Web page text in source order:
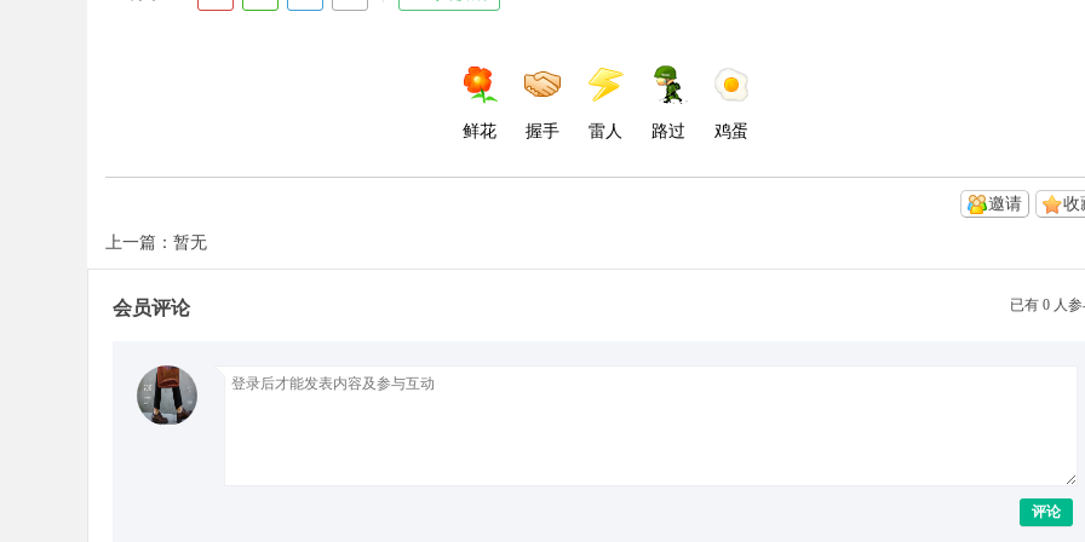
鲜花 握手 雷人 路过 鸡蛋
收
邀请
上一篇：暂无
已有 0 人
会员评论
评论